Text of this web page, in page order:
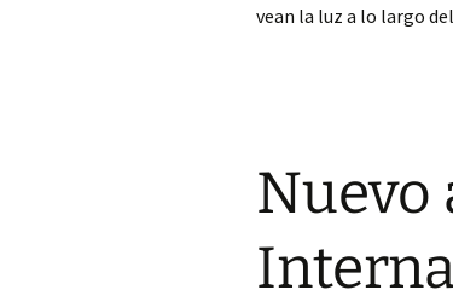
vean la luz a lo largo
Nuevo